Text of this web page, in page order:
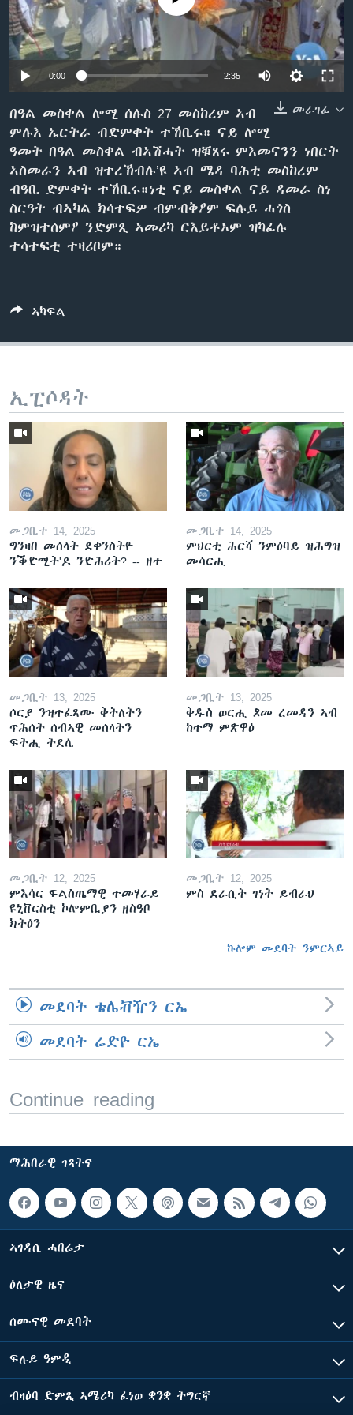
ቂሔ ጽልሚ
ቋንቋታት
0:00 2:35
መራገፊ
በዓል መስቀል ሎሚ ሰሉስ 27 መስከረም ኣብ
ምሉእ ኤርትራ ብድምቀት ተኸቢሩ። ናይ ሎሚ
ዓመት በዓል መስቀል ብኣሽሓት ዝቑጸሩ ምእመናንን ነበርት
ኣስመራን ኣብ ዝተረኽብሉ’ዩ ኣብ ሜዳ ባሕቲ መስከረም
ብዓቢ ድምቀት ተኸቢሩ።ነቲ ናይ መስቀል ናይ ዳመራ ስነ
ስርዓት ብኣካል ክሳተፍዎ ብምብቅዖም ፍሉይ ሓጎስ
ከምዝተሰምዖ ንድምጺ ኣመሪካ ርእይቶኦም ዝካፈሉ
ተሳተፍቲ ተዛሪቦም።
ኣካፍል
ኢፒሶዳት
መጋቢት 14, 2025
ግንዛበ መሰላት ደቀንስትዮ
ንቕድሚት'ዶ ንድሕሪት? -- ዘተ
መጋቢት 14, 2025
ምህርቲ ሕርሻ ንምዕባይ ዝሕግዝ
መሳርሒ
መጋቢት 13, 2025
ሶርያ ንዝተፈጸሙ ቅትለትን
ጥሕሰት ሰብኣዊ መሰላትን
ፍትሒ ትደሊ
መጋቢት 13, 2025
ቅዱስ ወርሒ ጾመ ረመዳን ኣብ
ከተማ ምጽዋዕ
መጋቢት 12, 2025
ምእሳር ፍልስጤማዊ ተመሃራይ
ዩኒቨርስቲ ኮሎምቢያን ዘስዓቦ
ክትዕን
መጋቢት 12, 2025
ምስ ደራሲት ገነት ይብራህ
ኩሎም መደባት ንምርኣይ
መደባት ቴሌቭዥን ርኤ
መደባት ሬድዮ ርኤ
Continue reading
ማሕበራዊ ገጻትና
ኣገዳሲ ሓበሬታ
ዕለታዊ ዜና
ሰሙናዊ መደባት
ፍሉይ ዓምዲ
ብዛዕባ ድምጺ ኣሜሪካ ፈነወ ቋንቋ ትግርኛ